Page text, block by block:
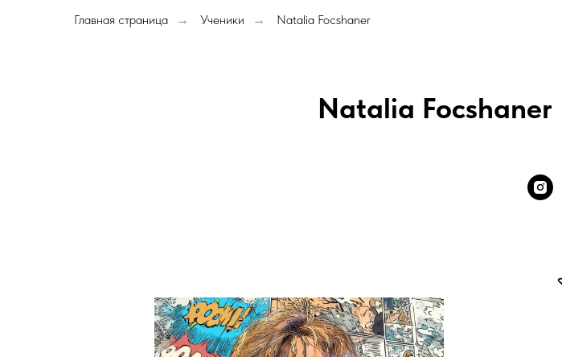
Главная страница → Ученики → Natalia Focshaner
Natalia Focshaner